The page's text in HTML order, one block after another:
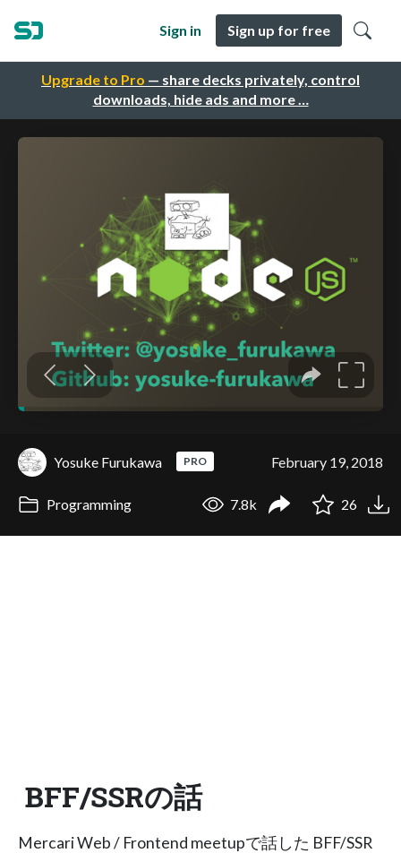
Upgrade to Pro — share decks privately, control
downloads, hide ads and more …
Sign in Sign up for free
Yosuke Furukawa PRO February 19, 2018
Programming 7.8k 26
BFF/SSRの話
Mercari Web / Frontend meetupで話した BFF/SSR